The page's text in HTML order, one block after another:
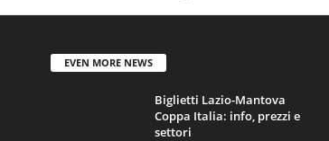
EVEN MORE NEWS
Biglietti Lazio-Mantova
Coppa Italia: info, prezzi e
settori